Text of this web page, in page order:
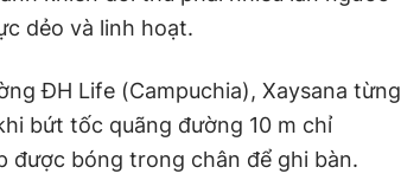
dẻo và linh hoạt.
ĐH Life (Campuchia), Xaysana từng
bứt tốc quãng đường 10 m chỉ
được bóng trong chân để ghi bàn.